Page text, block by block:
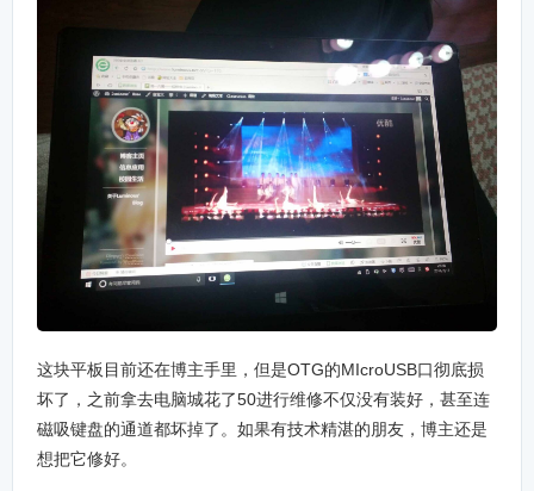
这块平板目前还在博主手里，但是OTG的MIcroUSB口彻底损
坏了，之前拿去电脑城花了50进行维修不仅没有装好，甚至连
磁吸键盘的通道都坏掉了。如果有技术精湛的朋友，博主还是
想把它修好。